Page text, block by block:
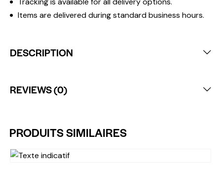
Items are delivered during standard business hours.
DESCRIPTION
REVIEWS (0)
PRODUITS SIMILAIRES